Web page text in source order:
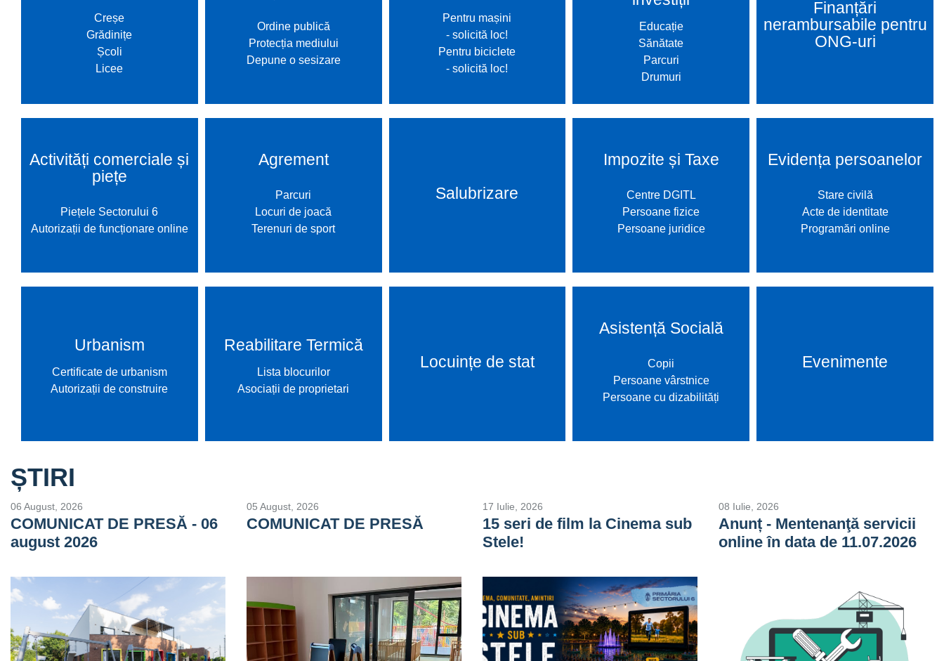
Alte informații
Creșe
Grădinițe
Școli
Licee
Ordine publică
Protecția mediului
Depune o sesizare
Pentru mașini
- solicită loc!
Pentru biciclete
- solicită loc!
Educație
Sănătate
Parcuri
Drumuri
Finanțări
nerambursabile pentru
ONG-uri
Activități comerciale și
piețe
Piețele Sectorului 6
Autorizații de funcționare online
Agrement
Parcuri
Locuri de joacă
Terenuri de sport
Salubrizare
Impozite și Taxe
Centre DGITL
Persoane fizice
Persoane juridice
Evidența persoanelor
Stare civilă
Acte de identitate
Programări online
Urbanism
Certificate de urbanism
Autorizații de construire
Reabilitare Termică
Lista blocurilor
Asociații de proprietari
Locuințe de stat
Asistență Socială
Copii
Persoane vârstnice
Persoane cu dizabilități
Evenimente
ȘTIRI
06 August, 2026
COMUNICAT DE PRESĂ - 06
august 2026
05 August, 2026
COMUNICAT DE PRESĂ
17 Iulie, 2026
15 seri de film la Cinema sub
Stele!
08 Iulie, 2026
Anunț - Mentenanţă servicii
online în data de 11.07.2026